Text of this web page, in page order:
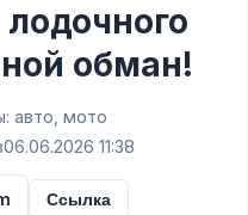
обман!
авто, мото
06.06.2026 11:38
Ссылка